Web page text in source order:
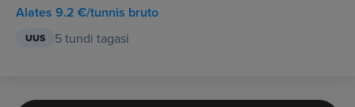
Alates 9.2 €/tunnis bruto
UUS 5 tundi tagasi